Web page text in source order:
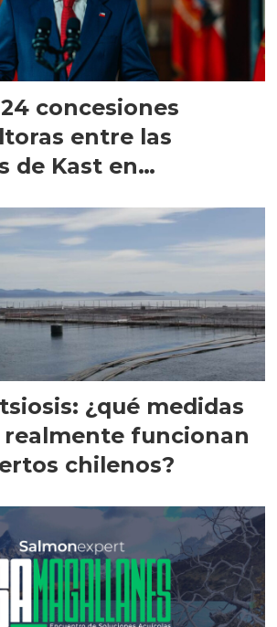
concesiones
entre las
de Kast en
¿qué medidas
funcionan
chilenos?